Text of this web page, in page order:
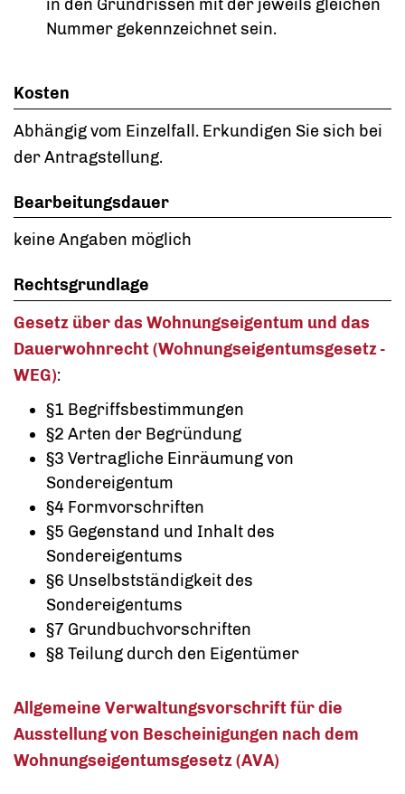
in den Grundrissen mit der jeweils gleichen
Nummer gekennzeichnet sein.
Kosten
Abhängig vom Einzelfall. Erkundigen Sie sich bei
der Antragstellung.
Bearbeitungsdauer
keine Angaben möglich
Rechtsgrundlage
Gesetz über das Wohnungseigentum und das
Dauerwohnrecht (Wohnungseigentumsgesetz -
WEG):
§1 Begriffsbestimmungen
§2 Arten der Begründung
§3 Vertragliche Einräumung von
Sondereigentum
§4 Formvorschriften
§5 Gegenstand und Inhalt des
Sondereigentums
§6 Unselbstständigkeit des
Sondereigentums
§7 Grundbuchvorschriften
§8 Teilung durch den Eigentümer
Allgemeine Verwaltungsvorschrift für die
Ausstellung von Bescheinigungen nach dem
Wohnungseigentumsgesetz (AVA)